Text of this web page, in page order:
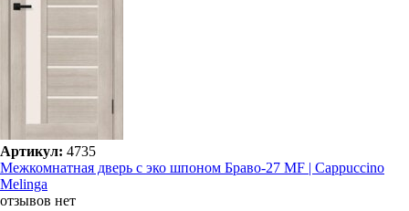
Артикул: 4735
Межкомнатная дверь с эко шпоном Браво-27 MF | Cappuccino
Melinga
отзывов нет